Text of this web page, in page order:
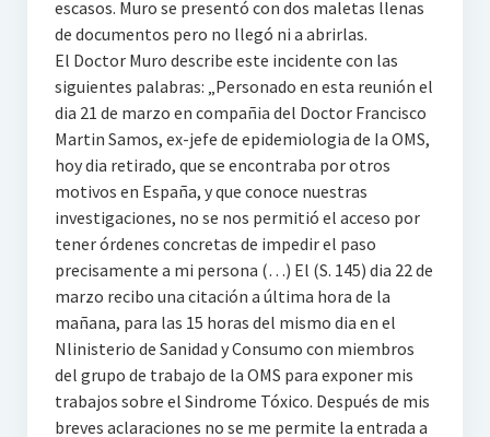
escasos. Muro se presentó con dos maletas llenas
de documentos pero no llegó ni a abrirlas.
El Doctor Muro describe este incidente con las
siguientes palabras: „Personado en esta reunión el
dia 21 de marzo en compañia del Doctor Francisco
Martin Samos, ex-jefe de epidemiologia de Ia OMS,
hoy dia retirado, que se encontraba por otros
motivos en España, y que conoce nuestras
investigaciones, no se nos permitió el acceso por
tener órdenes concretas de impedir el paso
precisamente a mi persona (…) El (S. 145) dia 22 de
marzo recibo una citación a última hora de la
mañana, para las 15 horas del mismo dia en el
Nlinisterio de Sanidad y Consumo con miembros
del grupo de trabajo de la OMS para exponer mis
trabajos sobre el Sindrome Tóxico. Después de mis
breves aclaraciones no se me permite la entrada a